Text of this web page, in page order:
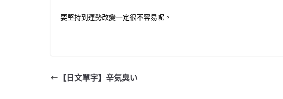
要堅持到運勢改變一定很不容易呢。
【日文單字】辛気臭い